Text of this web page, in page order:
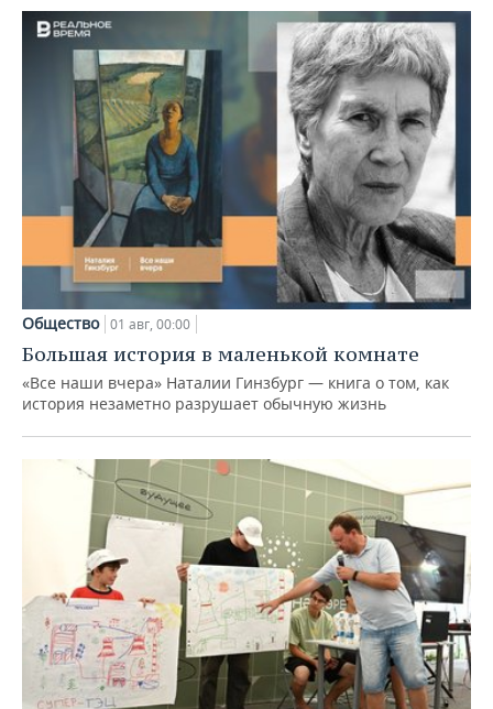
Общество 01 авг, 00:00
Большая история в маленькой комнате
«Все наши вчера» Наталии Гинзбург — книга о том, как
история незаметно разрушает обычную жизнь